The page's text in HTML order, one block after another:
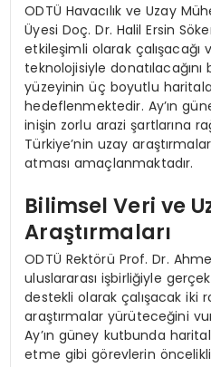
ODTÜ Havacılık ve Uzay
Üyesi Doç. Dr. Halil Ersin
etkileşimli olarak çalışacağı
teknolojisiyle donatılacağını
yüzeyinin üç boyutlu
hedeflenmektedir. Ay’ın
inişin zorlu arazi şartlarına
Türkiye’nin uzay
atması amaçlanmaktadır.
Bilimsel Veri ve
Araştırmaları
ODTÜ Rektörü Prof. Dr.
uluslararası işbirliğiyle
destekli olarak çalışacak iki
araştırmalar yürüteceğini
Ay’ın güney kutbunda
etme gibi görevlerin